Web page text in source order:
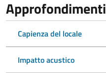
Approfondimenti
Capienza del locale
Impatto acustico